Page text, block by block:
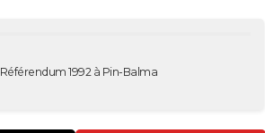
Référendum 1992 à Pin-Balma